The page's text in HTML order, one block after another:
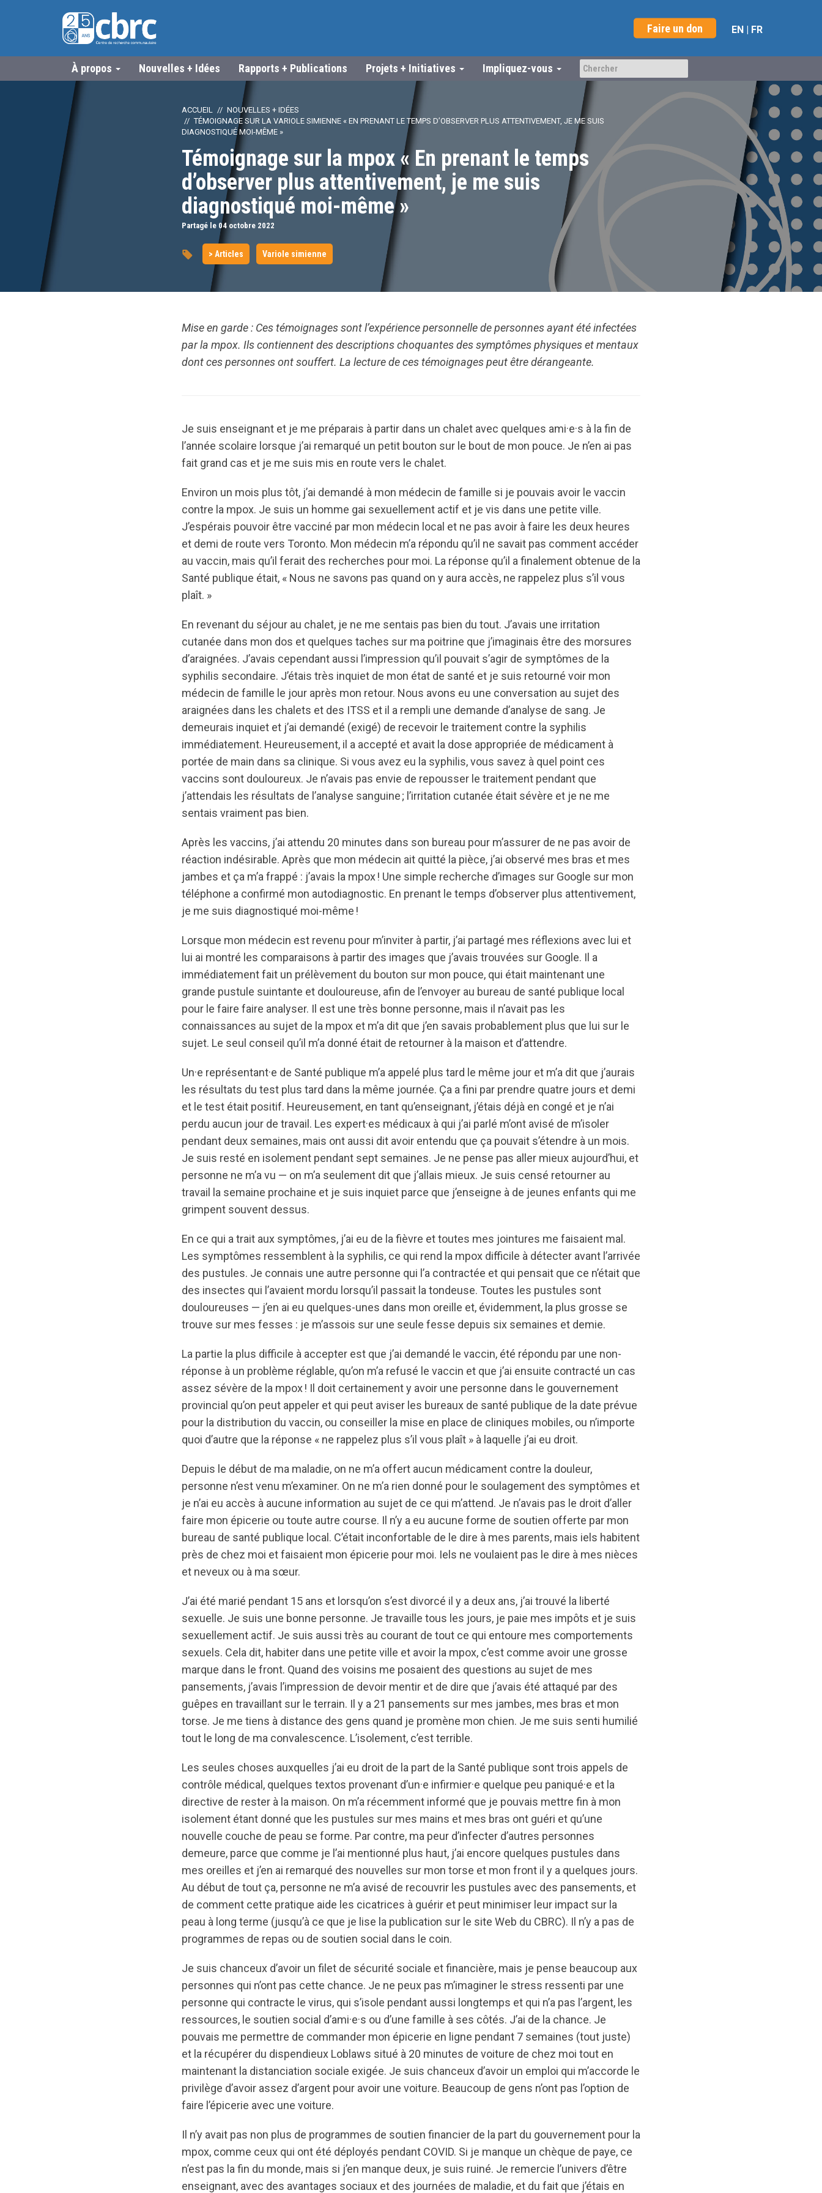
Faire un don EN | FR
À propos Nouvelles + Idées Rapports + Publications Projets + Initiatives Impliquez-vous
ACCUEIL
NOUVELLES + IDÉES
TÉMOIGNAGE SUR LA VARIOLE SIMIENNE « EN PRENANT LE TEMPS D’OBSERVER PLUS ATTENTIVEMENT, JE ME SUIS
DIAGNOSTIQUÉ MOI-MÊME »
Témoignage sur la mpox « En prenant le temps
d’observer plus attentivement, je me suis
diagnostiqué moi-même »
Partagé le 04 octobre 2022
> Articles Variole simienne
Mise en garde : Ces témoignages sont l’expérience personnelle de personnes ayant été infectées
par la mpox. Ils contiennent des descriptions choquantes des symptômes physiques et mentaux
dont ces personnes ont souffert. La lecture de ces témoignages peut être dérangeante.
Je suis enseignant et je me préparais à partir dans un chalet avec quelques ami·e·s à la fin de
l’année scolaire lorsque j’ai remarqué un petit bouton sur le bout de mon pouce. Je n’en ai pas
fait grand cas et je me suis mis en route vers le chalet.
Environ un mois plus tôt, j’ai demandé à mon médecin de famille si je pouvais avoir le vaccin
contre la mpox. Je suis un homme gai sexuellement actif et je vis dans une petite ville.
J’espérais pouvoir être vacciné par mon médecin local et ne pas avoir à faire les deux heures
et demi de route vers Toronto. Mon médecin m’a répondu qu’il ne savait pas comment accéder
au vaccin, mais qu’il ferait des recherches pour moi. La réponse qu’il a finalement obtenue de la
Santé publique était, « Nous ne savons pas quand on y aura accès, ne rappelez plus s’il vous
plaît. »
En revenant du séjour au chalet, je ne me sentais pas bien du tout. J’avais une irritation
cutanée dans mon dos et quelques taches sur ma poitrine que j’imaginais être des morsures
d’araignées. J’avais cependant aussi l’impression qu’il pouvait s’agir de symptômes de la
syphilis secondaire. J’étais très inquiet de mon état de santé et je suis retourné voir mon
médecin de famille le jour après mon retour. Nous avons eu une conversation au sujet des
araignées dans les chalets et des ITSS et il a rempli une demande d’analyse de sang. Je
demeurais inquiet et j’ai demandé (exigé) de recevoir le traitement contre la syphilis
immédiatement. Heureusement, il a accepté et avait la dose appropriée de médicament à
portée de main dans sa clinique. Si vous avez eu la syphilis, vous savez à quel point ces
vaccins sont douloureux. Je n’avais pas envie de repousser le traitement pendant que
j’attendais les résultats de l’analyse sanguine ; l’irritation cutanée était sévère et je ne me
sentais vraiment pas bien.
Après les vaccins, j’ai attendu 20 minutes dans son bureau pour m’assurer de ne pas avoir de
réaction indésirable. Après que mon médecin ait quitté la pièce, j’ai observé mes bras et mes
jambes et ça m’a frappé : j’avais la mpox ! Une simple recherche d’images sur Google sur mon
téléphone a confirmé mon autodiagnostic. En prenant le temps d’observer plus attentivement,
je me suis diagnostiqué moi-même !
Lorsque mon médecin est revenu pour m’inviter à partir, j’ai partagé mes réflexions avec lui et
lui ai montré les comparaisons à partir des images que j’avais trouvées sur Google. Il a
immédiatement fait un prélèvement du bouton sur mon pouce, qui était maintenant une
grande pustule suintante et douloureuse, afin de l’envoyer au bureau de santé publique local
pour le faire faire analyser. Il est une très bonne personne, mais il n’avait pas les
connaissances au sujet de la mpox et m’a dit que j’en savais probablement plus que lui sur le
sujet. Le seul conseil qu’il m’a donné était de retourner à la maison et d’attendre.
Un·e représentant·e de Santé publique m’a appelé plus tard le même jour et m’a dit que j’aurais
les résultats du test plus tard dans la même journée. Ça a fini par prendre quatre jours et demi
et le test était positif. Heureusement, en tant qu’enseignant, j’étais déjà en congé et je n’ai
perdu aucun jour de travail. Les expert·es médicaux à qui j’ai parlé m’ont avisé de m’isoler
pendant deux semaines, mais ont aussi dit avoir entendu que ça pouvait s’étendre à un mois.
Je suis resté en isolement pendant sept semaines. Je ne pense pas aller mieux aujourd’hui, et
personne ne m’a vu — on m’a seulement dit que j’allais mieux. Je suis censé retourner au
travail la semaine prochaine et je suis inquiet parce que j’enseigne à de jeunes enfants qui me
grimpent souvent dessus.
En ce qui a trait aux symptômes, j’ai eu de la fièvre et toutes mes jointures me faisaient mal.
Les symptômes ressemblent à la syphilis, ce qui rend la mpox difficile à détecter avant l’arrivée
des pustules. Je connais une autre personne qui l’a contractée et qui pensait que ce n’était que
des insectes qui l’avaient mordu lorsqu’il passait la tondeuse. Toutes les pustules sont
douloureuses — j’en ai eu quelques-unes dans mon oreille et, évidemment, la plus grosse se
trouve sur mes fesses : je m’assois sur une seule fesse depuis six semaines et demie.
La partie la plus difficile à accepter est que j’ai demandé le vaccin, été répondu par une non-
réponse à un problème réglable, qu’on m’a refusé le vaccin et que j’ai ensuite contracté un cas
assez sévère de la mpox ! Il doit certainement y avoir une personne dans le gouvernement
provincial qu’on peut appeler et qui peut aviser les bureaux de santé publique de la date prévue
pour la distribution du vaccin, ou conseiller la mise en place de cliniques mobiles, ou n’importe
quoi d’autre que la réponse « ne rappelez plus s’il vous plaît » à laquelle j’ai eu droit.
Depuis le début de ma maladie, on ne m’a offert aucun médicament contre la douleur,
personne n’est venu m’examiner. On ne m’a rien donné pour le soulagement des symptômes et
je n’ai eu accès à aucune information au sujet de ce qui m’attend. Je n’avais pas le droit d’aller
faire mon épicerie ou toute autre course. Il n’y a eu aucune forme de soutien offerte par mon
bureau de santé publique local. C’était inconfortable de le dire à mes parents, mais iels habitent
près de chez moi et faisaient mon épicerie pour moi. Iels ne voulaient pas le dire à mes nièces
et neveux ou à ma sœur.
J’ai été marié pendant 15 ans et lorsqu’on s’est divorcé il y a deux ans, j’ai trouvé la liberté
sexuelle. Je suis une bonne personne. Je travaille tous les jours, je paie mes impôts et je suis
sexuellement actif. Je suis aussi très au courant de tout ce qui entoure mes comportements
sexuels. Cela dit, habiter dans une petite ville et avoir la mpox, c’est comme avoir une grosse
marque dans le front. Quand des voisins me posaient des questions au sujet de mes
pansements, j’avais l’impression de devoir mentir et de dire que j’avais été attaqué par des
guêpes en travaillant sur le terrain. Il y a 21 pansements sur mes jambes, mes bras et mon
torse. Je me tiens à distance des gens quand je promène mon chien. Je me suis senti humilié
tout le long de ma convalescence. L’isolement, c’est terrible.
Les seules choses auxquelles j’ai eu droit de la part de la Santé publique sont trois appels de
contrôle médical, quelques textos provenant d’un·e infirmier·e quelque peu paniqué·e et la
directive de rester à la maison. On m’a récemment informé que je pouvais mettre fin à mon
isolement étant donné que les pustules sur mes mains et mes bras ont guéri et qu’une
nouvelle couche de peau se forme. Par contre, ma peur d’infecter d’autres personnes
demeure, parce que comme je l’ai mentionné plus haut, j’ai encore quelques pustules dans
mes oreilles et j’en ai remarqué des nouvelles sur mon torse et mon front il y a quelques jours.
Au début de tout ça, personne ne m’a avisé de recouvrir les pustules avec des pansements, et
de comment cette pratique aide les cicatrices à guérir et peut minimiser leur impact sur la
peau à long terme (jusqu’à ce que je lise la publication sur le site Web du CBRC). Il n’y a pas de
programmes de repas ou de soutien social dans le coin.
Je suis chanceux d’avoir un filet de sécurité sociale et financière, mais je pense beaucoup aux
personnes qui n’ont pas cette chance. Je ne peux pas m’imaginer le stress ressenti par une
personne qui contracte le virus, qui s’isole pendant aussi longtemps et qui n’a pas l’argent, les
ressources, le soutien social d’ami·e·s ou d’une famille à ses côtés. J’ai de la chance. Je
pouvais me permettre de commander mon épicerie en ligne pendant 7 semaines (tout juste)
et la récupérer du dispendieux Loblaws situé à 20 minutes de voiture de chez moi tout en
maintenant la distanciation sociale exigée. Je suis chanceux d’avoir un emploi qui m’accorde le
privilège d’avoir assez d’argent pour avoir une voiture. Beaucoup de gens n’ont pas l’option de
faire l’épicerie avec une voiture.
Il n’y avait pas non plus de programmes de soutien financier de la part du gouvernement pour la
mpox, comme ceux qui ont été déployés pendant COVID. Si je manque un chèque de paye, ce
n’est pas la fin du monde, mais si j’en manque deux, je suis ruiné. Je remercie l’univers d’être
enseignant, avec des avantages sociaux et des journées de maladie, et du fait que j’étais en